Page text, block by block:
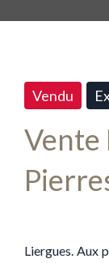
Vendu
Vente
Liergues. Aux